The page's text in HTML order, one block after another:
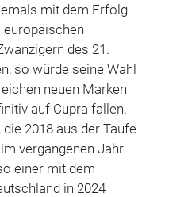
mit dem Erfolg
des 21.
so würde seine Wahl
neuen Marken
auf Cupra fallen.
2018 aus der Taufe
vergangenen Jahr
einer mit dem
in 2024